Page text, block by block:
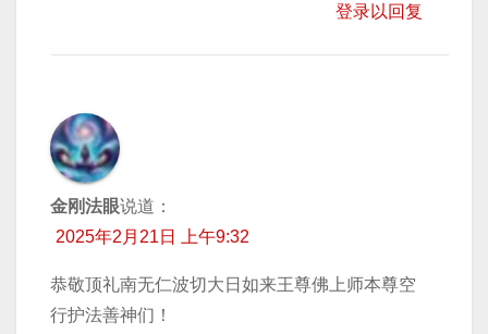
登录以回复
金刚法眼说道：
2025年2月21日 上午9:32
恭敬顶礼南无仁波切大日如来王尊佛上师本尊空
行护法善神们！